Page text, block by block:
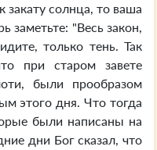
солнца, то ваша
заметьте: "Весь закон,
только тень. Так
при старом завете
были прообразом
этого дня. Что тогда
были написаны на
дни Бог сказал, что